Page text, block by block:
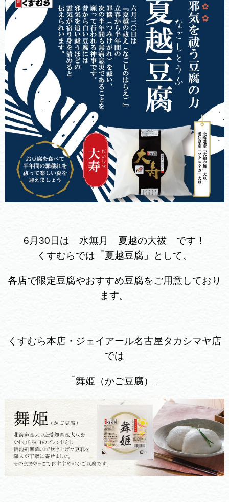
6月30日は 水無月 夏越の大祓 です！
くすむらでは「夏越豆腐」として、
各店で限定豆腐やおすすめ豆腐をご用意しており
ます。
くすむら本店・ジェイアール名古屋タカシマヤ店
では
「舞姫（かご豆腐）」